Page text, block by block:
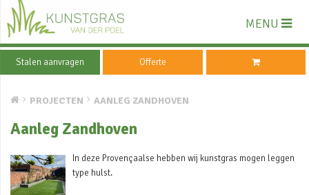
MENU
Stalen aanvragen Offerte
PROJECTEN AANLEG ZANDHOVEN
Aanleg Zandhoven
In deze Provençaalse hebben wij kunstgras mogen leggen
type hulst.